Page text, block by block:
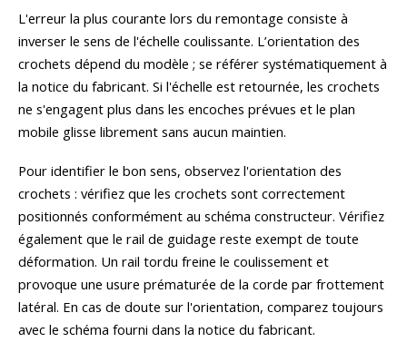
L'erreur la plus courante lors du remontage consiste à
inverser le sens de l'échelle coulissante. L’orientation des
crochets dépend du modèle ; se référer systématiquement à
la notice du fabricant. Si l'échelle est retournée, les crochets
ne s'engagent plus dans les encoches prévues et le plan
mobile glisse librement sans aucun maintien.
Pour identifier le bon sens, observez l'orientation des
crochets : vérifiez que les crochets sont correctement
positionnés conformément au schéma constructeur. Vérifiez
également que le rail de guidage reste exempt de toute
déformation. Un rail tordu freine le coulissement et
provoque une usure prématurée de la corde par frottement
latéral. En cas de doute sur l'orientation, comparez toujours
avec le schéma fourni dans la notice du fabricant.